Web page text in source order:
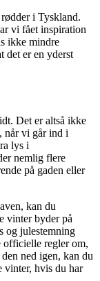
i Tyskland.
vi fået inspiration
ikke mindre
det er en yderst
Det er altså ikke
når vi går ind i
lys i
nemlig flere
på gaden eller
kan du
vinter byder på
og julestemning
officielle regler om,
ned igen, kan du
vinter, hvis du har